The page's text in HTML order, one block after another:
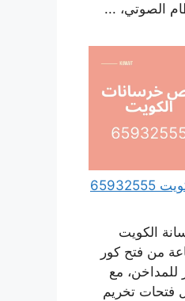
الصوتي، ...
قص خرسانه بالليزر الكويت 65932555
الكويت
على مدار 24 ساعة من فتح كور
للمداخن، مع
فتحات تخريم